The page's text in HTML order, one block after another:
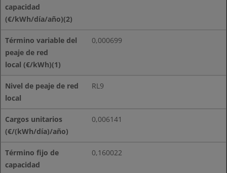
0,000699
RL9
0,006141
0,160022